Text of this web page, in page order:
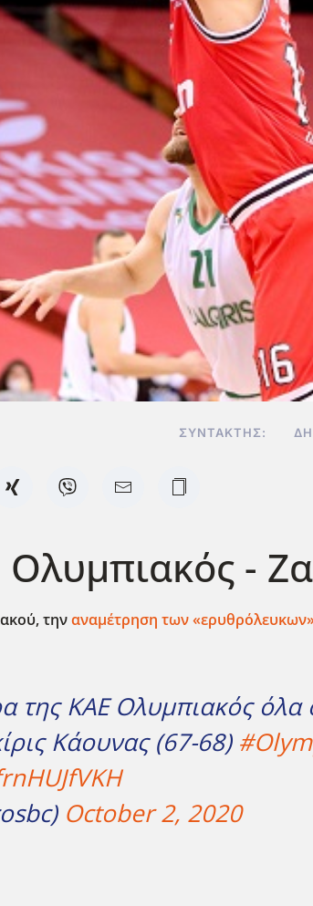
ΣΥΝΤΆΚΤΗΣ:
-
τηναναμέτρηση των «ερυθρόλευκων»
της ΚΑΕ Ολυμπιακός όλα
Κάουνας (67-68)
October 2, 2020